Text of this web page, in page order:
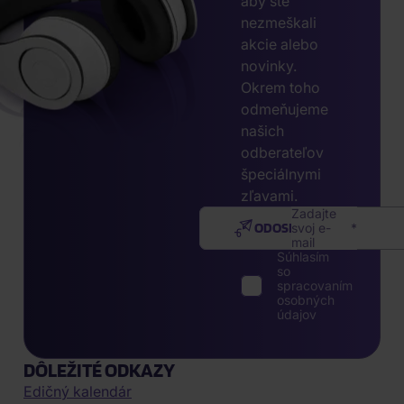
nezmeškali
akcie alebo
novinky.
Okrem toho
odmeňujeme
našich
odberateľov
špeciálnymi
zľavami.
Zadajte
svoj e-
mail
ODOSLAŤ
Súhlasím
so
spracovaním
osobných
údajov
DÔLEŽITÉ ODKAZY
Edičný kalendár